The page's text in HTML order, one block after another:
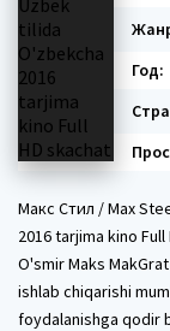
Год:
Макс Стил / Max
2016 tarjima kino Full
O'smir Maks
ishlab chiqarishi
foydalanishga qodir